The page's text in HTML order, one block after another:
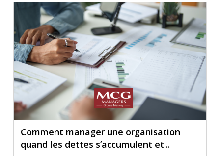
Comment manager une organisation
quand les dettes s’accumulent et...